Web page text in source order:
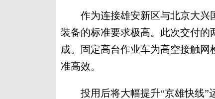
作为连接雄安新区与北京大兴
装备的标准要求极高。此次交付
成。固定高台作业车为高空接触
准高效。
投用后将大幅提升“京雄快线”